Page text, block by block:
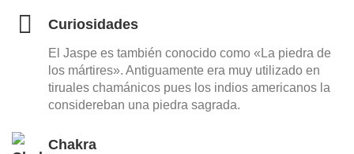
Curiosidades
El Jaspe es también conocido como «La piedra de
los mártires». Antiguamente era muy utilizado en
tiruales chamánicos pues los indios americanos la
considereban una piedra sagrada.
Chakra